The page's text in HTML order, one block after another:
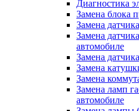
Диагностика
Замена блока
Замена
Замена
автомобиле
Замена
Замена
Замена
Замена ламп
автомобиле